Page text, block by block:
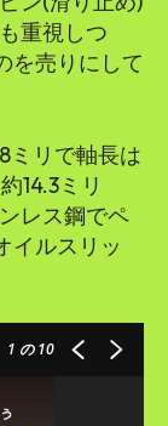
重視しつ
を売りにして
ミリで軸長は
14.3ミリ
レス鋼でペ
イルスリッ
1 の 10